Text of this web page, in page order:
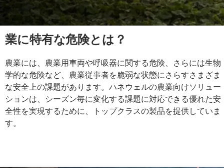
業に特有な危険とは？
農業には、農業用車両や呼吸器に関する危険、さらには生物
学的な危険など、農業従事者を脆弱な状態にさらすさまざま
な安全上の課題があります。ハネウェルの農業向けソリュー
ションは、シーズン毎に変化する課題に対応できる優れた安
全性を実現するために、トップクラスの製品を提供していま
す。